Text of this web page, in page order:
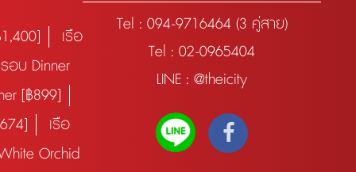
เรือ
อบ Dinner
[฿899]
เรือ
Orchid
Tel : 094-9716464 (3 คู่สาย)
Tel : 02-0965404
LINE : @theicity